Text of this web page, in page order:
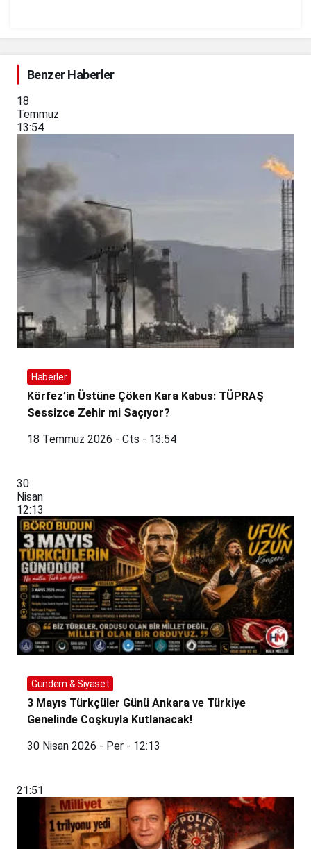
Benzer Haberler
18
Temmuz
13:54
Haberler
Körfez’in Üstüne Çöken Kara Kabus: TÜPRAŞ
Sessizce Zehir mi Saçıyor?
18 Temmuz 2026 - Cts - 13:54
30
Nisan
12:13
Gündem & Siyaset
3 Mayıs Türkçüler Günü Ankara ve Türkiye
Genelinde Coşkuyla Kutlanacak!
30 Nisan 2026 - Per - 12:13
21:51